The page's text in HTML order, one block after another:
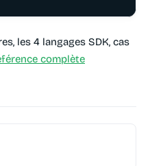
les 4 langages SDK, cas
complète